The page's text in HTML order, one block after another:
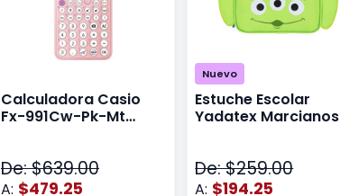
Calculadora Casio
Fx-991Cw-Pk-Mt
De: $639.00
A: $479.25
Nuevo
Estuche Escolar
Yadatex Marcianos
De: $259.00
A: $194.25